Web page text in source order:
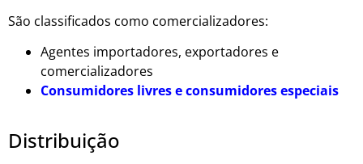
São classificados como comercializadores:
Agentes importadores, exportadores e
comercializadores
Consumidores livres e consumidores especiais
Distribuição